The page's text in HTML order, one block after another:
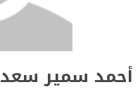
أحمد سمير سعد